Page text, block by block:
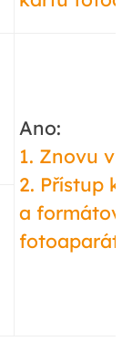
Ano:
1. Znovu
2. Přístup
a